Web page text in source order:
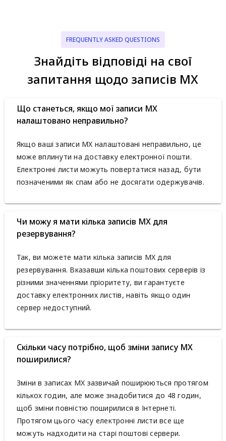
FREQUENTLY ASKED QUESTIONS
Знайдіть відповіді на свої
запитання щодо записів MX
Що станеться, якщо мої записи MX
налаштовано неправильно?
Якщо ваші записи MX налаштовані неправильно, це
може вплинути на доставку електронної пошти.
Електронні листи можуть повертатися назад, бути
позначеними як спам або не досягати одержувачів.
Чи можу я мати кілька записів MX для
резервування?
Так, ви можете мати кілька записів MX для
резервування. Вказавши кілька поштових серверів із
різними значеннями пріоритету, ви гарантуєте
доставку електронних листів, навіть якщо один
сервер недоступний.
Скільки часу потрібно, щоб зміни запису MX
поширилися?
Зміни в записах MX зазвичай поширюються протягом
кількох годин, але може знадобитися до 48 годин,
щоб зміни повністю поширилися в Інтернеті.
Протягом цього часу електронні листи все ще
можуть надходити на старі поштові сервери.